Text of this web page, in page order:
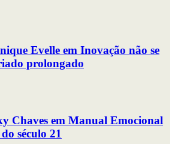
Evelle em Inovação não se
prolongado
Chaves em Manual Emocional
século 21